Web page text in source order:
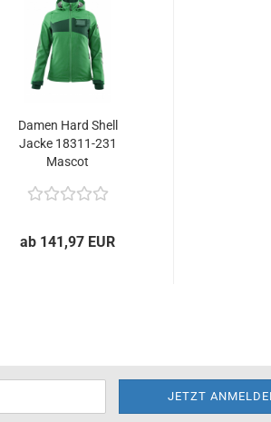
Damen Hard Shell
Jacke 18311-231
Mascot
ab 141,97 EUR